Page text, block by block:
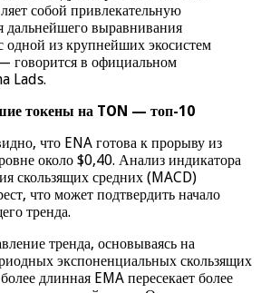
собой привлекательную
дальнейшего выравнивания
одной из крупнейших экосистем
говорится в официальном
Lads.
токены на TON — топ-10
что ENA готова к прорыву из
около $0,40. Анализ индикатора
скользящих средних (MACD)
что может подтвердить начало
тренда.
тренда, основываясь на
экспоненциальных скользящих
длинная EMA пересекает более